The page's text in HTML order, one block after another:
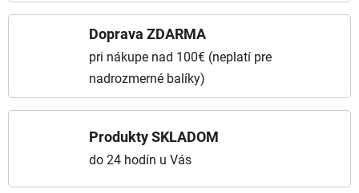
Doprava ZDARMA
pri nákupe nad 100€ (neplatí pre
nadrozmerné balíky)
Produkty SKLADOM
do 24 hodín u Vás